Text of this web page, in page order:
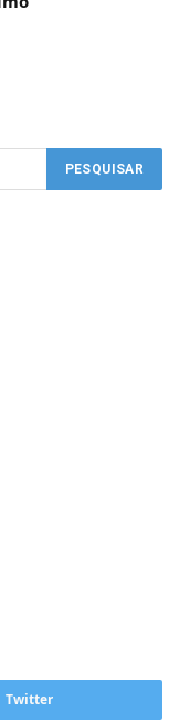
Twitter